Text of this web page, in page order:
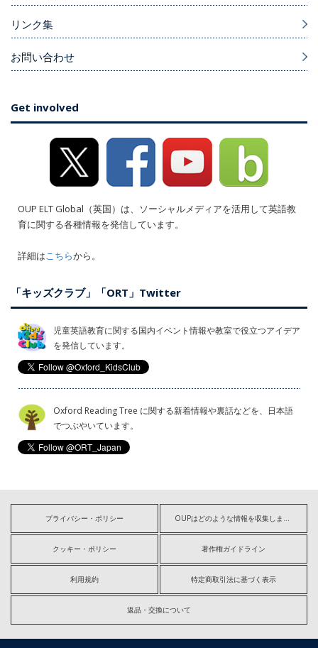
リンク集
お問い合わせ
Get involved
OUP ELT Global（英国）は、ソーシャルメディアを活用して英語教
育に関する各種情報を発信しています。
詳細はこちらから。
「キッズクラブ」「ORT」Twitter
児童英語教育に関する国内イベント情報や教室で役立つアイデア
を発信しています。
Oxford Reading Tree に関する新着情報や裏話などを、日本語
でつぶやいています。
プライバシー・ポリシー OUPはどのような情報を収集しますか?
クッキー・ポリシー 著作権ガイドライン
利用規約 特定商取引法に基づく表示
返品・交換について